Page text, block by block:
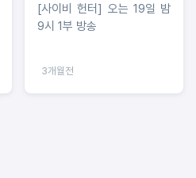
[사이비 헌터] 오는 19일 밤
9시 1부 방송
3개월전